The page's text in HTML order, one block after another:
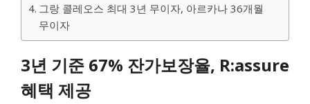
그랑 콜레오스 최대 3년 무이자, 아르카나 36개월
무이자
3년 기준 67% 잔가보장율, R:assure
혜택 제공